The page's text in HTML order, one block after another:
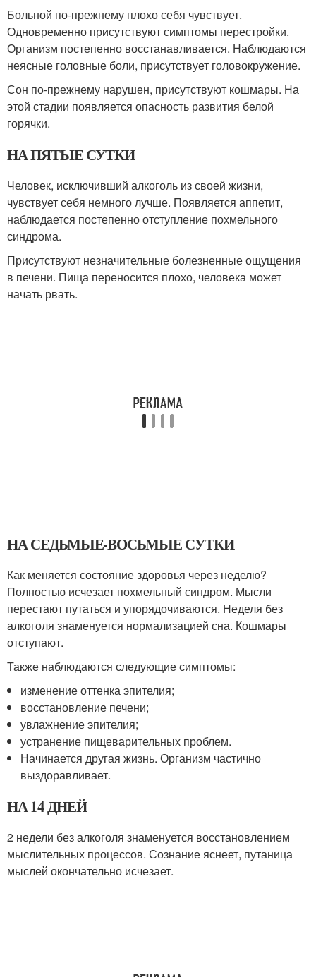
Больной по-прежнему плохо себя чувствует.
Одновременно присутствуют симптомы перестройки.
Организм постепенно восстанавливается. Наблюдаются
неясные головные боли, присутствует головокружение.
Сон по-прежнему нарушен, присутствуют кошмары. На
этой стадии появляется опасность развития белой
горячки.
НА ПЯТЫЕ СУТКИ
Человек, исключивший алкоголь из своей жизни,
чувствует себя немного лучше. Появляется аппетит,
наблюдается постепенно отступление похмельного
синдрома.
Присутствуют незначительные болезненные ощущения
в печени. Пища переносится плохо, человека может
начать рвать.
НА СЕДЬМЫЕ-ВОСЬМЫЕ СУТКИ
Как меняется состояние здоровья через неделю?
Полностью исчезает похмельный синдром. Мысли
перестают путаться и упорядочиваются. Неделя без
алкоголя знаменуется нормализацией сна. Кошмары
отступают.
Также наблюдаются следующие симптомы:
изменение оттенка эпителия;
восстановление печени;
увлажнение эпителия;
устранение пищеварительных проблем.
Начинается другая жизнь. Организм частично
выздоравливает.
НА 14 ДНЕЙ
2 недели без алкоголя знаменуется восстановлением
мыслительных процессов. Сознание яснеет, путаница
мыслей окончательно исчезает.